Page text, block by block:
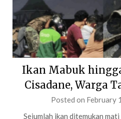
Ikan Mabuk
Cisadane, Warga
Posted on February
Sejumlah ikan ditemukan